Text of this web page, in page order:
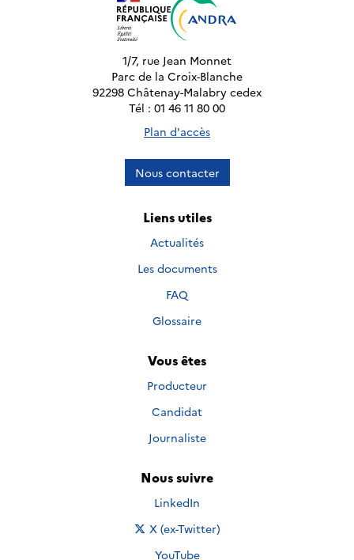
1/7, rue Jean Monnet
Parc de la Croix-Blanche
92298 Châtenay-Malabry cedex
Tél : 01 46 11 80 00
Plan d'accès
Nous contacter
Liens utiles
Actualités
Les documents
FAQ
Glossaire
Vous êtes
Producteur
Candidat
Journaliste
Nous suivre
Nous suivre sur
LinkedIn
Nous suivre sur
X (ex-Twitter)
Nous suivre sur
YouTube